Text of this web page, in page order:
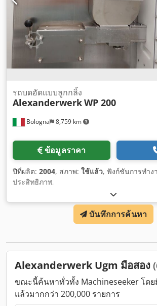
Bologna 8,759 km
รถบดอัดแบบลูกกลิ้ง
AlexanderwerkWP 200
ข้อมูลราคา
ปีที่ผลิต: 2004, สภาพ: ใช้แล้ว, ฟังก์ชันการทำง
ประสิทธิภาพ,
บันทึกการค้นหา
Alexanderwerk Ugm มือสอง
ขณะนี้ค้นหาทั่วทั้ง Machineseeker โดย
แล้วมากกว่า 200,000 รายการ